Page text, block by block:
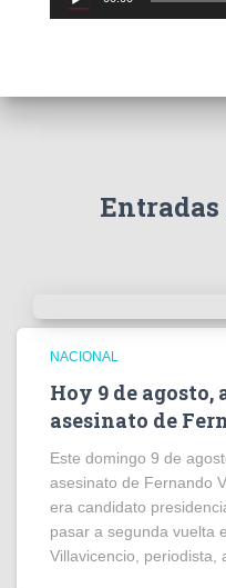
e
NACIONAL
Hoy 9 de agosto,
asesinato de
Este domingo 9 de
asesinato de Fernando
era candidato
pasar a segunda vuelta
Villavicencio, periodista,